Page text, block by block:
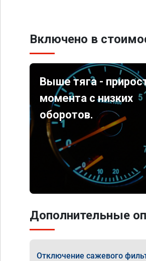
Включено в
Выше тяга -
момента с низких
оборотов.
Дополнительные
Отключение сажевого